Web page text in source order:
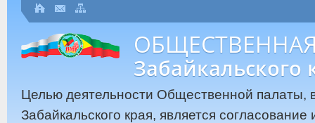
Забайкальского
Целью деятельности Общественной палаты,
Забайкальского края, является